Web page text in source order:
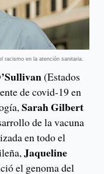
racismo en la atención sanitaria.
(Estados
de covid-19 en
Sarah Gilbert
de la vacuna
en todo el
Jaqueline
el genoma del